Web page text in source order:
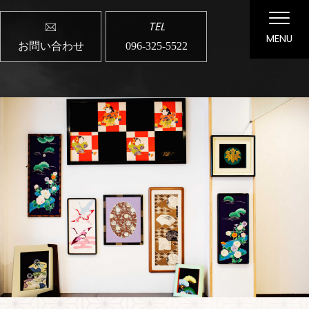
MENU
お問い合わせ
TEL
096-325-5522